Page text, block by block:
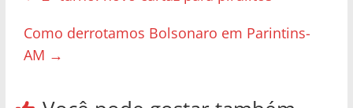
Como derrotamos Bolsonaro em Parintins-
AM →